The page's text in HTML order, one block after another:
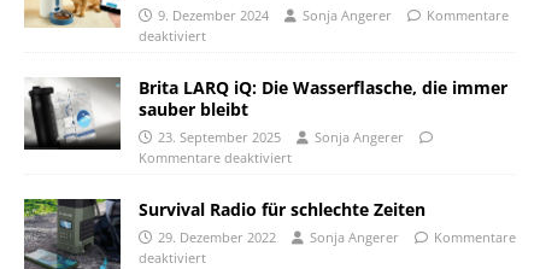
9. Dezember 2024 Sonja Angerer
Kommentare
deaktiviert
Brita LARQ iQ: Die Wasserflasche, die immer
sauber bleibt
23. September 2025
Sonja Angerer
Kommentare deaktiviert
Survival Radio für schlechte Zeiten
29. Dezember 2022 Sonja Angerer
Kommentare
deaktiviert